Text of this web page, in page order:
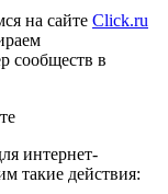
на сайте Click.ru
сообществ в
интернет-
такие действия: